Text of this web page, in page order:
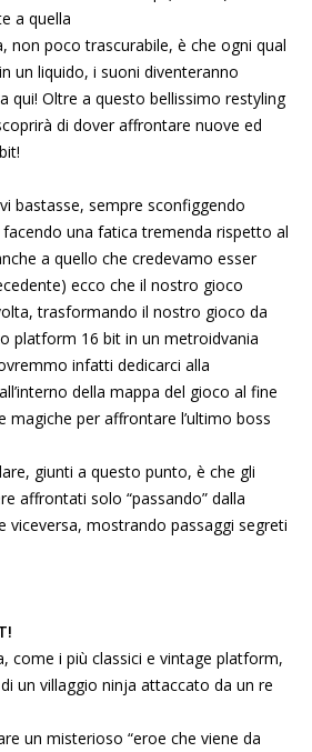
a quella
non poco trascurabile, è che ogni qual
un liquido, i suoni diventeranno
qui! Oltre a questo bellissimo restyling
di dover affrontare nuove ed
bastasse, sempre sconfiggendo
facendo una fatica tremenda rispetto al
a quello che credevamo esser
ecco che il nostro gioco
trasformando il nostro gioco da
platform 16 bit in un metroidvania
infatti dedicarci alla
della mappa del gioco al fine
magiche per affrontare l’ultimo boss
giunti a questo punto, è che gli
affrontati solo “passando” dalla
viceversa, mostrando passaggi segreti
come i più classici e vintage platform,
un villaggio ninja attaccato da un re
un misterioso “eroe che viene da